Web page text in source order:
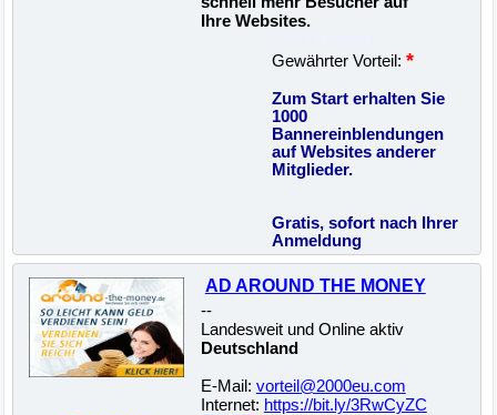
Ihre Websites.
Gewährter Vorteil: *
Zum Start erhalten Sie
1000
Bannereinblendungen
auf Websites anderer
Mitglieder.
Gratis, sofort nach Ihrer
Anmeldung
AD AROUND THE MONEY
--
Landesweit und Online aktiv
Deutschland
E-Mail: vorteil@2000eu.com
Internet: https://bit.ly/3RwCyZC